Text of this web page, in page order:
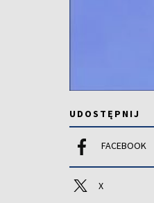
UDOSTĘPNIJ
FACEBOOK
X